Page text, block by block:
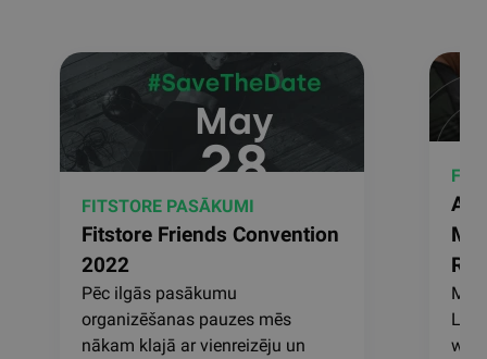
FITSTORE PASĀKUMI
Fitstore Friends Convention
2022
Pēc ilgās pasākumu
organizēšanas pauzes mēs
nākam klajā ar vienreizēju un
with